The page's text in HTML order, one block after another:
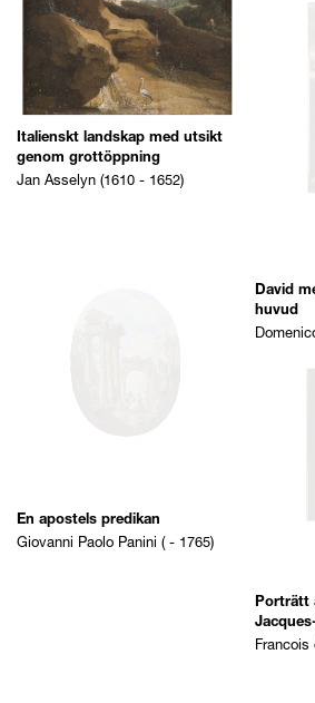
Jan Asselyn (1610 - 1652)